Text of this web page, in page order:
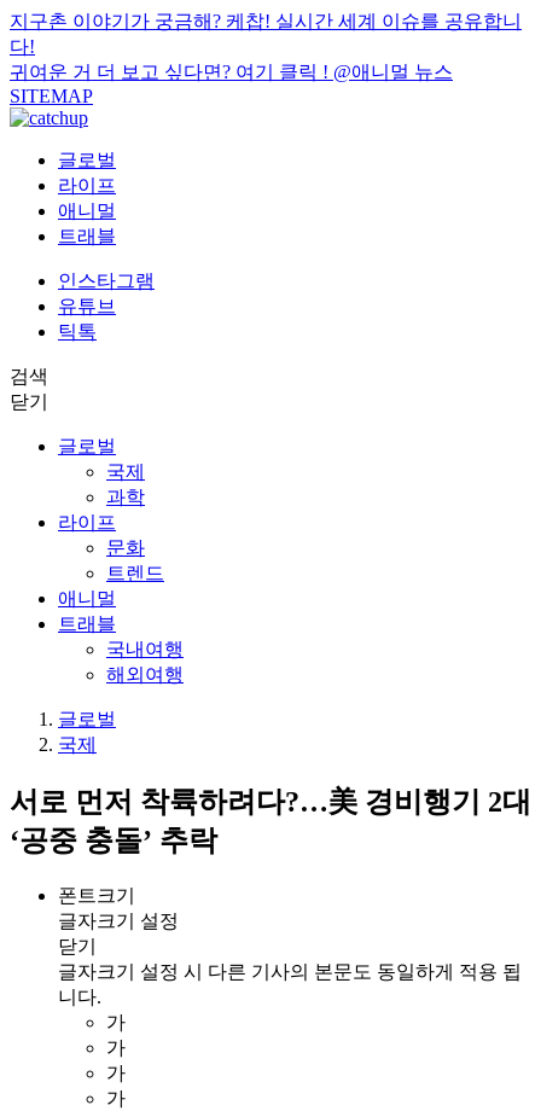
지구촌 이야기가 궁금해? 케찹! 실시간 세계 이슈를 공유합니
다!
귀여운 거 더 보고 싶다면? 여기 클릭 ! @애니멀 뉴스
SITEMAP
글로벌
라이프
애니멀
트래블
인스타그램
유튜브
틱톡
검색
닫기
글로벌
국제
과학
라이프
문화
트렌드
애니멀
트래블
국내여행
해외여행
글로벌
국제
서로 먼저 착륙하려다?…美 경비행기 2대
‘공중 충돌’ 추락
폰트크기
글자크기 설정
닫기
글자크기 설정 시 다른 기사의 본문도 동일하게 적용 됩
니다.
가
가
가
가